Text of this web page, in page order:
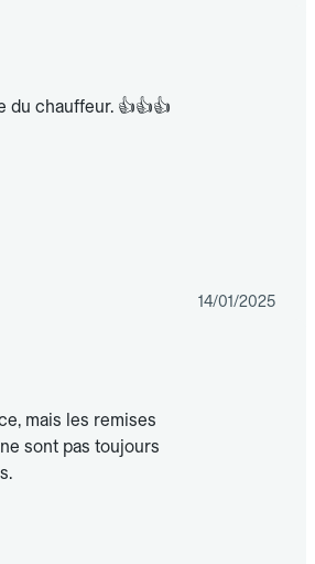
du chauffeur. 👍👍👍
14/01/2025
mais les remises
sont pas toujours